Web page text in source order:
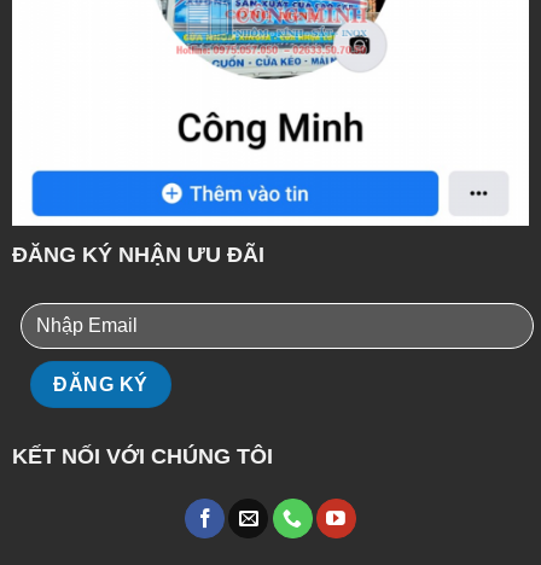
ĐĂNG KÝ NHẬN ƯU ĐÃI
KẾT NỐI VỚI CHÚNG TÔI